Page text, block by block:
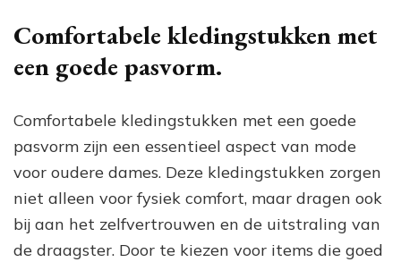
Comfortabele kledingstukken met
een goede pasvorm.
Comfortabele kledingstukken met een goede
pasvorm zijn een essentieel aspect van mode
voor oudere dames. Deze kledingstukken zorgen
niet alleen voor fysiek comfort, maar dragen ook
bij aan het zelfvertrouwen en de uitstraling van
de draagster. Door te kiezen voor items die goed